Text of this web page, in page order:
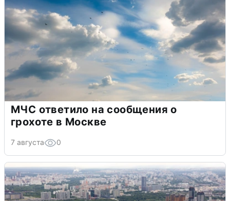
МЧС ответило на сообщения о
грохоте в Москве
7 августа 0